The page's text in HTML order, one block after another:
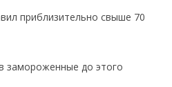
приблизительно свыше 70
замороженные до этого